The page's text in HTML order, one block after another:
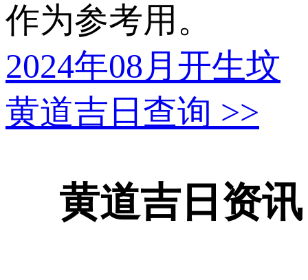
作为参考用。
2024年08月开生坟
黄道吉日查询 >>
黄道吉日资讯